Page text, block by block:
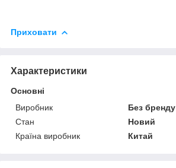
Приховати
Характеристики
Основні
Виробник
Без бренду
Стан
Новий
Країна виробник
Китай